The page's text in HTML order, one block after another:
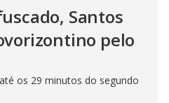
Santos
pelo
os 29 minutos do segundo